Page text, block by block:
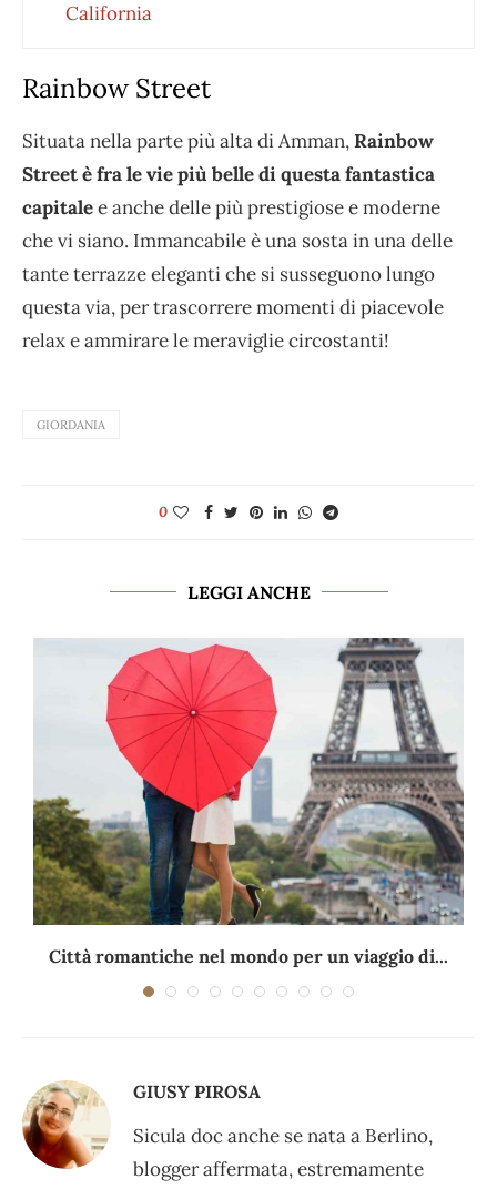
California
Rainbow Street
Situata nella parte più alta di Amman,Rainbow
Street è fra le vie più belle di questa fantastica
capitalee anche delle più prestigiose e moderne
che vi siano. Immancabile è una sosta in una delle
tante terrazze eleganti che si susseguono lungo
questa via, per trascorrere momenti di piacevole
relax e ammirare le meraviglie circostanti!
GIORDANIA
0
LEGGI ANCHE
Città romantiche nel mondo per un viaggio di...
GIUSY PIROSA
Sicula doc anche se nata a Berlino,
blogger affermata, estremamente